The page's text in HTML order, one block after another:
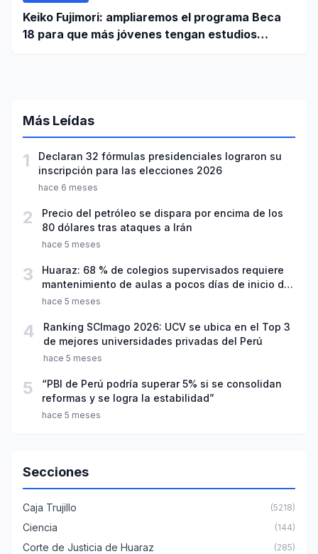
Keiko Fujimori: ampliaremos el programa Beca
18 para que más jóvenes tengan estudios
Más Leídas
1
Declaran 32 fórmulas presidenciales lograron su
inscripción para las elecciones 2026
hace 6 meses
2
Precio del petróleo se dispara por encima de los
80 dólares tras ataques a Irán
hace 5 meses
3
Huaraz: 68 % de colegios supervisados requiere
mantenimiento de aulas a pocos días de inicio del
año escolar 2026
hace 5 meses
4
Ranking SCImago 2026: UCV se ubica en el Top 3
de mejores universidades privadas del Perú
hace 5 meses
5
“PBI de Perú podría superar 5% si se consolidan
reformas y se logra la estabilidad”
hace 5 meses
Secciones
Caja Trujillo (5218)
Ciencia (144)
Corte de Justicia de Huaraz (285)